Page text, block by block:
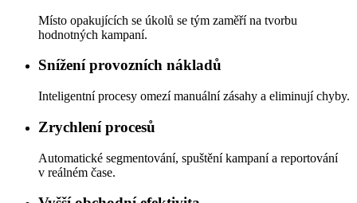
Místo opakujících se úkolů se tým zaměří na tvorbu
hodnotných kampaní.
Snížení provozních nákladů
Inteligentní procesy omezí manuální zásahy a eliminují chyby.
Zrychlení procesů
Automatické segmentování, spuštění kampaní a reportování
v reálném čase.